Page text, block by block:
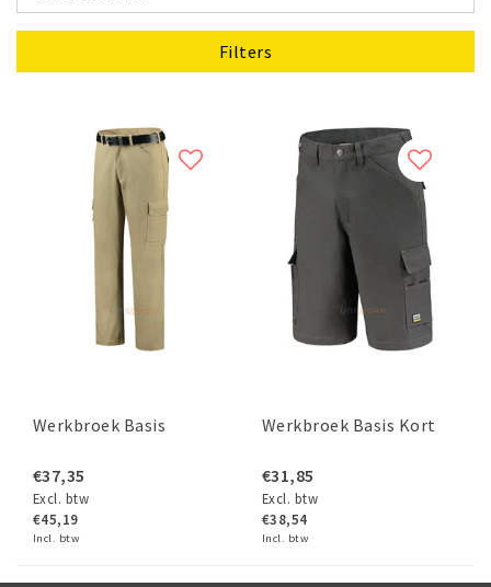
Filters
Werkbroek Basis
€37,35
Excl. btw
€45,19
Incl. btw
Werkbroek Basis Kort
€31,85
Excl. btw
€38,54
Incl. btw